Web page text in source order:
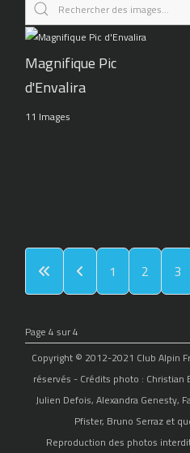
Magnifique Pic
d'Envalira
11 Images
1 2 3
Page 4 sur 4
Copyright © 2012-2021 Club Alpin
réservés - Crédits photo : Christian
Julien Defois, Alexandra Genesty,
Pfister, Bruno Serraz et
Reproduction des photos